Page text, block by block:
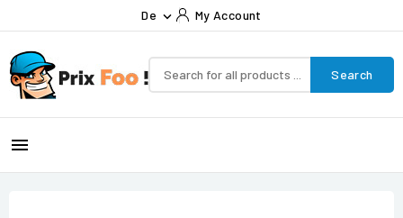
De  My Account
Search
